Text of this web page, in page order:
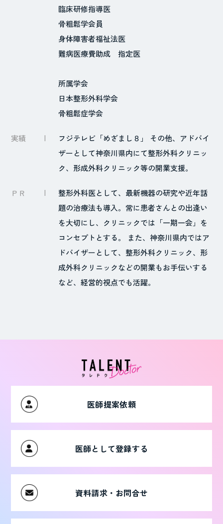
臨床研修指導医
骨粗鬆学会員
身体障害者福祉法医
難病医療費助成 指定医
所属学会
日本整形外科学会
骨粗鬆症学会
実績
フジテレビ「めざまし８」 その他、アドバイ
ザーとして神奈川県内にて整形外科クリニッ
ク、形成外科クリニック等の開業支援。
ＰＲ
整形外科医として、最新機器の研究や近年話
題の治療法も導入。常に患者さんとの出逢い
を大切にし、クリニックでは「一期一会」を
コンセプトとする。 また、神奈川県内ではア
ドバイザーとして、整形外科クリニック、形
成外科クリニックなどの開業もお手伝いする
など、経営的視点でも活躍。
医師提案依頼
医師として登録する
資料請求・お問合せ